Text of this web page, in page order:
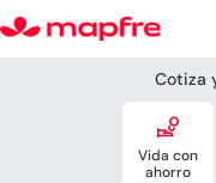
Cotiza

Vida con
ahorro